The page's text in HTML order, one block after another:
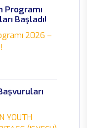
Programı
Başladı!
2026 –
YOUTH